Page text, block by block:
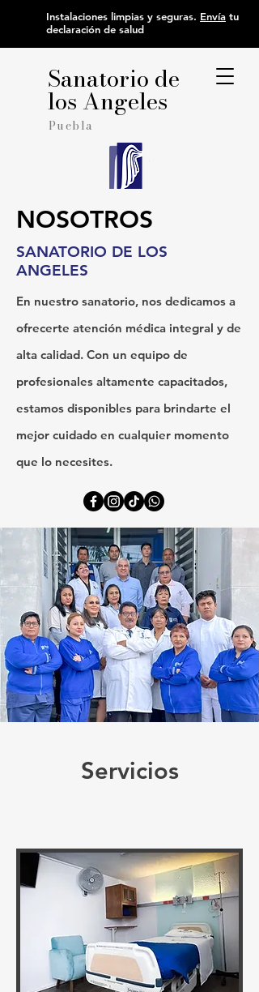
Instalaciones limpias y seguras. Envía tu
declaración de salud
Sanatorio de
los Angeles
Puebla
NOSOTROS
SANATORIO DE LOS
ANGELES
En nuestro sanatorio, nos dedicamos a
ofrecerte atención médica integral y de
alta calidad. Con un equipo de
profesionales altamente capacitados,
estamos disponibles para brindarte el
mejor cuidado en cualquier momento
que lo necesites.
Servicios